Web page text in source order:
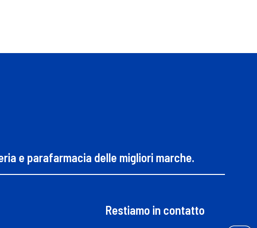
e parafarmacia delle migliori marche.
Restiamo in contatto